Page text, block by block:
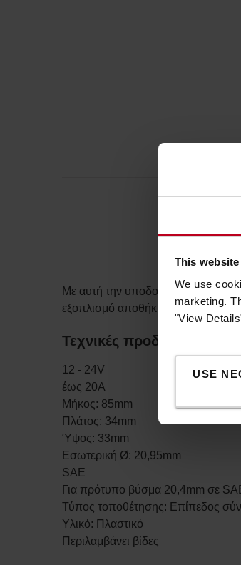
This
We use
marketing.
"View
USE
Με αυτή την υποδοχή, μπορείτε να
εξοπλισμό αποθήκης ή στο
Τεχνικές προδιαγραφές
12 - 24V
έως 20Α
Μήκος: 85mm
Πλάτος: 34mm
Ύψος: 33mm
Εσωτερική Ø: 20,95mm
SAE
Για πρότυπο βύσμα 20,4mm σε
Τύπος τοποθέτησης: Επίπεδος
Υλικό: Πλαστικό
Περιλαμβάνει βίδες